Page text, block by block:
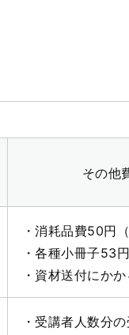
その他
・消耗品費50円
・各種小冊子53
・資材送付にか
・受講者人数分